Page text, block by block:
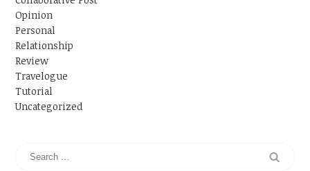
Opinion
Personal
Relationship
Review
Travelogue
Tutorial
Uncategorized